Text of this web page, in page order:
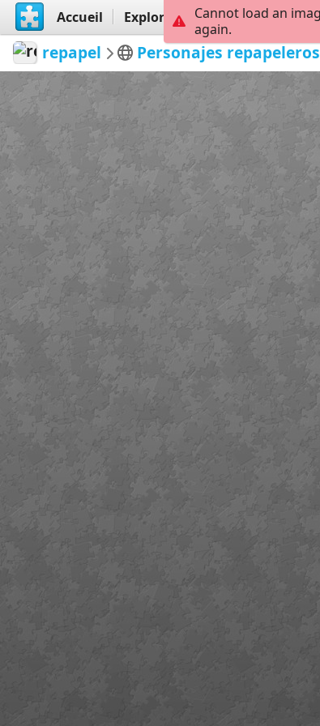
Accueil Explorer Créer
repapel Personajes repapeleros
Cannot load an
again.